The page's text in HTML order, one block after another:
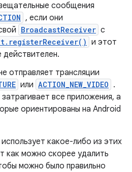
сообщения
, если они
BroadcastReceiver с
и этот
отправляет трансляции
или ACTION_NEW_VIDEO .
все приложения, а
ориентированы на Android
какое-либо из этих
как можно скорее удалить
можно было правильно